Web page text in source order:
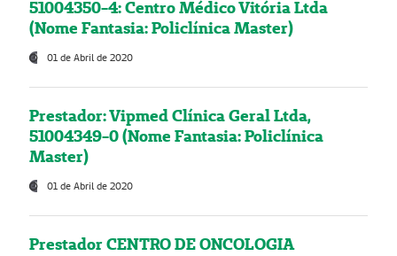
51004350-4: Centro Médico Vitória Ltda
(Nome Fantasia: Policlínica Master)
01 de Abril de 2020
Prestador: Vipmed Clínica Geral Ltda,
51004349-0 (Nome Fantasia: Policlínica
Master)
01 de Abril de 2020
Prestador CENTRO DE ONCOLOGIA